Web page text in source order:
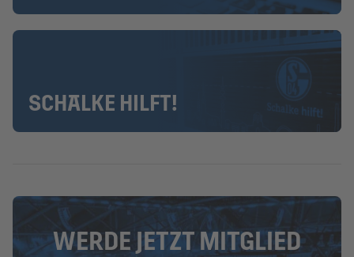
SCHALKE HILFT!
WERDE JETZT MITGLIED